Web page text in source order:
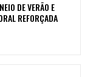
DE VERÃO E
REFORÇADA